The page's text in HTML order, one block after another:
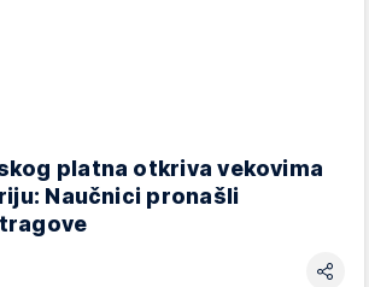
platna otkriva vekovima
Naučnici pronašli